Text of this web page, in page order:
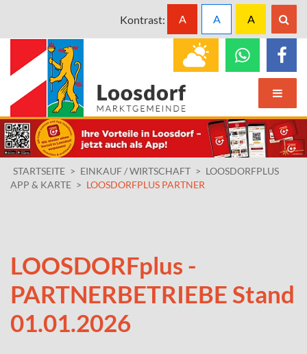
Kontrast: A A A
STARTSEITE > EINKAUF / WIRTSCHAFT > LOOSDORFPLUS
APP & KARTE > LOOSDORFPLUS PARTNER
LOOSDORFplus -
PARTNERBETRIEBE Stand
01.01.2026